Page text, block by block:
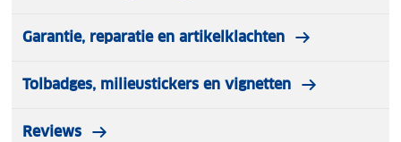
Garantie, reparatie en artikelklachten
Tolbadges, milieustickers en vignetten
Reviews